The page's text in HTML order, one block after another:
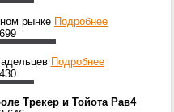
рынке Подробнее
699
Подробнее
430
Трекер и Тойота Рав4